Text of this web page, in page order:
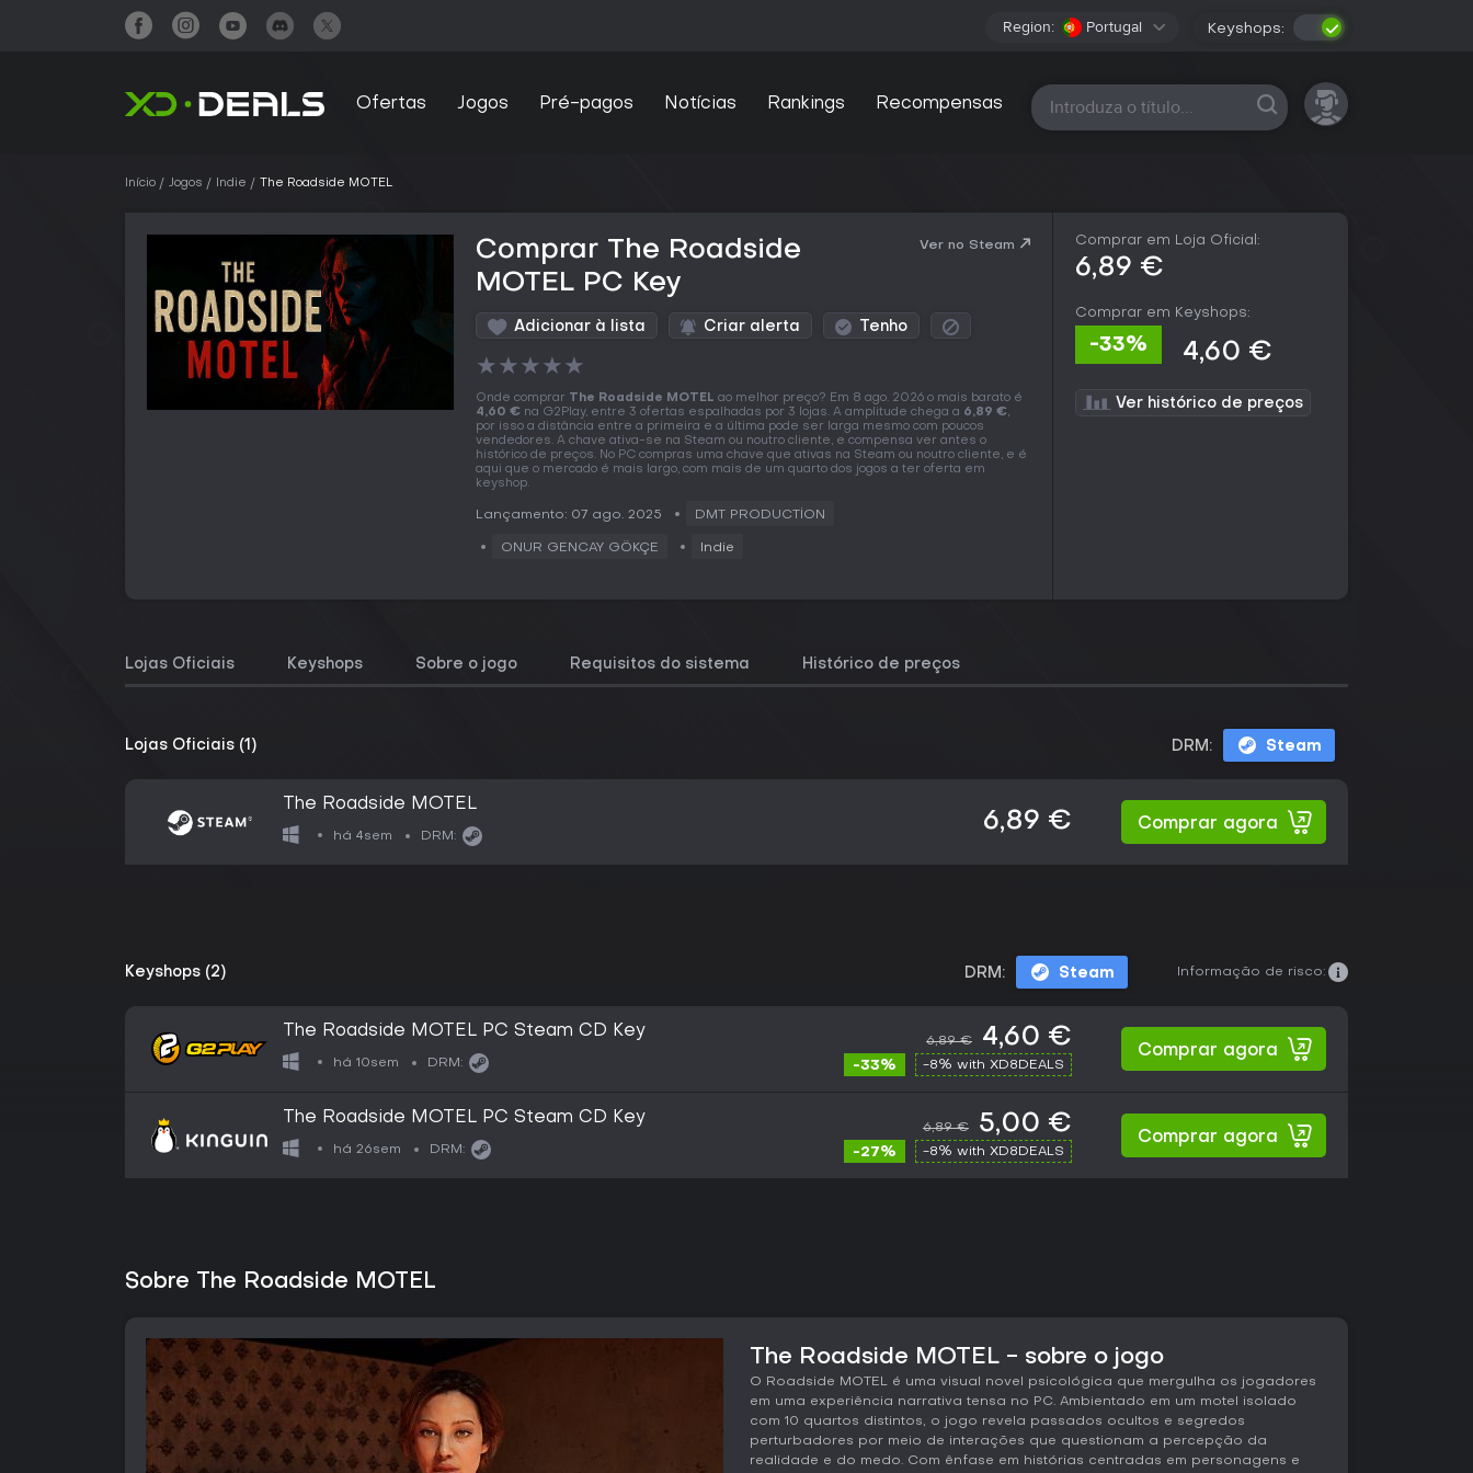
Region: Portugal Keyshops:
Ofertas Jogos Pré-pagos Notícias Rankings Recompensas Todas as plataformas
Início Jogos Indie The Roadside MOTEL
Comprar The Roadside
MOTEL PC Key
Ver no Steam
Adicionar à lista Criar alerta Tenho
★★★★★
Onde comprar The Roadside MOTEL ao melhor preço? Em 8 ago. 2026 o mais barato é
4,60 € na G2Play, entre 3 ofertas espalhadas por 3 lojas. A amplitude chega a 6,89 €,
por isso a distância entre a primeira e a última pode ser larga mesmo com poucos
vendedores. A chave ativa-se na Steam ou noutro cliente, e compensa ver antes o
histórico de preços. No PC compras uma chave que ativas na Steam ou noutro cliente, e é
aqui que o mercado é mais largo, com mais de um quarto dos jogos a ter oferta em
keyshop.
Lançamento: 07 ago. 2025 DMT PRODUCTİON
ONUR GENCAY GÖKÇE Indie
Comprar em Loja Oficial:
6,89 €
Comprar em Keyshops:
-33% 4,60 €
Ver histórico de preços
Lojas Oficiais Keyshops Sobre o jogo Requisitos do sistema Histórico de preços
Lojas Oficiais (1) DRM: Steam
The Roadside MOTEL
há 4sem DRM:
6,89 € Comprar agora
Keyshops (2) DRM: Steam Informação de risco:
The Roadside MOTEL PC Steam CD Key
há 10sem DRM:
6,89 € 4,60 €
-33% -8% with XD8DEALS
Comprar agora
The Roadside MOTEL PC Steam CD Key
há 26sem DRM:
6,89 € 5,00 €
-27% -8% with XD8DEALS
Comprar agora
Sobre The Roadside MOTEL
The Roadside MOTEL - sobre o jogo
O Roadside MOTEL é uma visual novel psicológica que mergulha os jogadores
em uma experiência narrativa tensa no PC. Ambientado em um motel isolado
com 10 quartos distintos, o jogo revela passados ocultos e segredos
perturbadores por meio de interações que questionam a percepção da
realidade e do medo. Com ênfase em histórias centradas em personagens e